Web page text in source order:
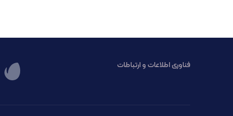
فناوری اطلاعات و ارتباطات